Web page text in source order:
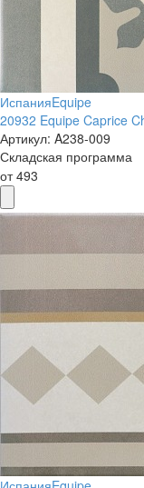
ИспанияEquipe
20932 Equipe Caprice
Артикул: A238-009
Складская программа
от493